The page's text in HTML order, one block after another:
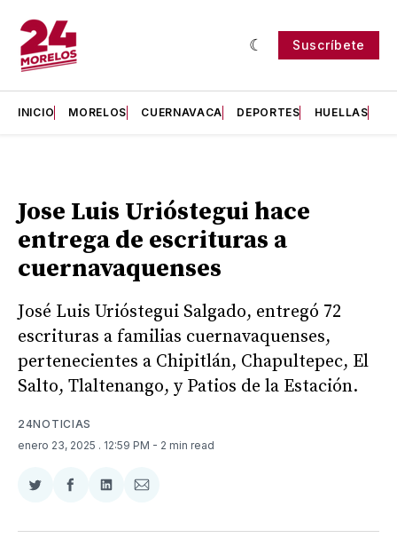
Suscríbete
INICIO MORELOS CUERNAVACA DEPORTES HUELLAS
Jose Luis Urióstegui hace
entrega de escrituras a
cuernavaquenses
José Luis Urióstegui Salgado, entregó 72
escrituras a familias cuernavaquenses,
pertenecientes a Chipitlán, Chapultepec, El
Salto, Tlaltenango, y Patios de la Estación.
24NOTICIAS
enero 23, 2025 . 12:59 PM - 2 min read
Compartir
Twitter
Compartir
Facebook
Compartir
LinkedIn
Compartir
Email